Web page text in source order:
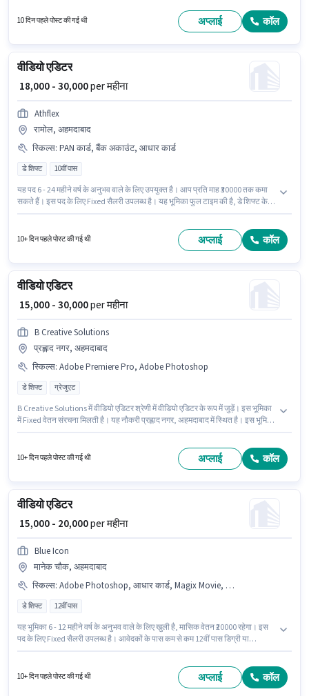
सप्ताह है। Raybotix Aer वीडियो एडिटर श्रेणी में वीडियो एडिटर पद के लिए सक्रिय रूप से
10 दिन पहले पोस्ट की गई थी अप्लाई कॉल
वीडियो एडिटर
₹ 18,000 - 30,000per महीना
Athflex
रामोल, अहमदाबाद
स्किल्स: PAN कार्ड, बैंक अकाउंट, आधार कार्ड
डे शिफ्ट 10वीं पास
यह पद 6 - 24 महीने वर्ष के अनुभव वाले के लिए उपयुक्त है। आप प्रति माह ₹30000 तक कमा
सकते हैं। इस पद के लिए Fixed सैलरी उपलब्ध है। यह भूमिका फुल टाइम की है, डे शिफ्ट के
या सर्टिफिकेट होना चाहिए। Athflex वीडियो एडिटर श्रेणी में वीडियो एडिटर पद के लिए
10+ दिन पहले पोस्ट की गई थी अप्लाई कॉल
वीडियो एडिटर
₹ 15,000 - 30,000per महीना
B Creative Solutions
प्रह्लाद नगर, अहमदाबाद
स्किल्स: Adobe Premiere Pro, Adobe Photoshop
डे शिफ्ट ग्रेजुएट
B Creative Solutions में वीडियो एडिटर श्रेणी में वीडियो एडिटर के रूप में जुड़ें। इस भूमिका
में Fixed वेतन संरचना मिलती है। यह नौकरी प्रह्लाद नगर, अहमदाबाद में स्थित है। इस भूमिका
3 वर्षो वर्ष के अनुभव वाले के लिए खुली है, मासिक वेतन ₹30000 रहेगा।
10+ दिन पहले पोस्ट की गई थी अप्लाई कॉल
वीडियो एडिटर
₹ 15,000 - 20,000per महीना
Blue Icon
मानेक चौक, अहमदाबाद
स्किल्स: Adobe Photoshop, आधार कार्ड, Magix Movie, PAN कार्ड, CorelDraw, बैंक अकाउंट, Adobe Premiere Pro
डे शिफ्ट 12वीं पास
यह भूमिका 6 - 12 महीने वर्ष के अनुभव वाले के लिए खुली है, मासिक वेतन ₹20000 रहेगा। इस
पद के लिए Fixed सैलरी उपलब्ध है। आवेदकों के पास कम से कम 12वीं पास डिग्री या
भूमिका फुल टाइम की है, डे शिफ्ट के साथ और 6 days working प्रति सप्ताह है। इस भूमिका
के लिए महत्वपूर्ण दस्तावेज़ PAN कार्ड, आधार कार्ड, बैंक अकाउंट आवश्यक हैं।
10+ दिन पहले पोस्ट की गई थी अप्लाई कॉल